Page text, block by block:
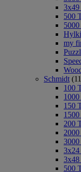
3x49
500
my
Schmidt
100
150
200
3x24
3x48
500